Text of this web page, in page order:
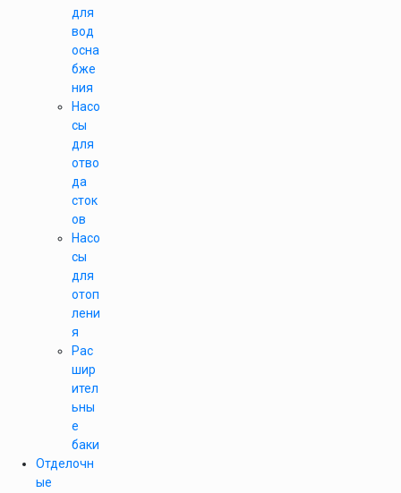
для
вод
осна
бже
ния
Насо
сы
для
отво
да
сток
ов
Насо
сы
для
отоп
лени
я
Рас
шир
ител
ьны
е
баки
Отделочн
ые